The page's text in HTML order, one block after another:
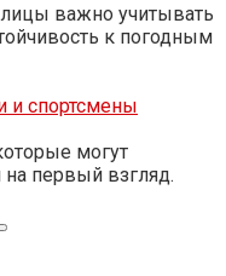
важно учитывать
к погодным
и спортсмены
могут
первый взгляд.